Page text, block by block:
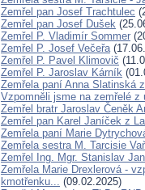
Zemřel pan Josef Trachtulec
Zemřel pan Josef Dušek
Zemřel P. Vladimír Sommer
Zemřel P. Josef Večeřa
Zemřel P. Pavel Klimovič
Zemřel P. Jaroslav Kárník
Zemřela paní Anna Slatinská
Vzpomněli jsme na zemřelé
Zemřel bratr Jaroslav Čeněk
Zemřel pan Karel Janíček z
Zemřela paní Marie
Zemřela sestra M. Tarcisie
Zemřel Ing. Mgr. Stanislav
Zemřela Marie Drexlerová -
kmotřenku...
(09.02.2025)